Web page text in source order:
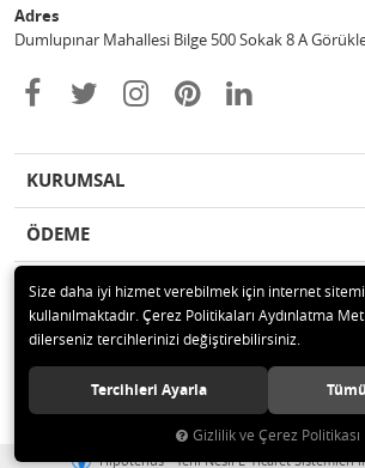
Adres
Dumlupınar Mahallesi Bilge 500 Sokak 8 A
KURUMSAL
ÖDEME
İLETİŞİM
© 2020 MAG OTOMOTİV Tüm hakları
Hipotenüs Yeni Nesil E-Ticaret Sistemleri
Size daha iyi hizmet verebilmek için internet
kullanılmaktadır. Çerez Politikaları Aydınlatma
dilerseniz tercihlerinizi değiştirebilirsiniz.
Tercihleri Ayarla
Gizlilik ve Çerez Politikası